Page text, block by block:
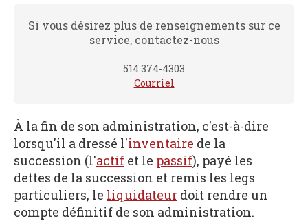
Si vous désirez plus de renseignements sur ce
service, contactez-nous
514 374-4303
Courriel
À la fin de son administration, c'est-à-dire
lorsqu'il a dressé l'inventaire de la
succession (l'actif et le passif), payé les
dettes de la succession et remis les legs
particuliers, le liquidateur doit rendre un
compte définitif de son administration.